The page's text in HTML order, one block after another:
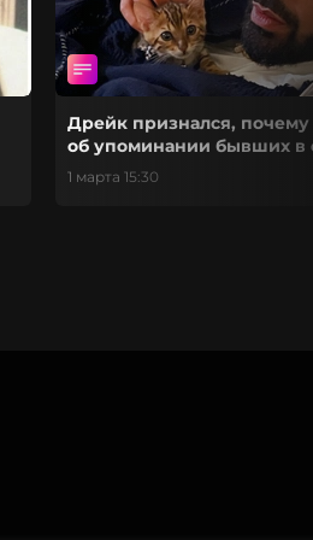
Дрейк признался, почему
об упоминании бывших в
песнях
1 марта 15:30